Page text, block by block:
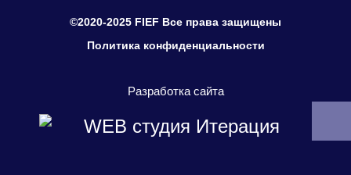
©2020-2025 FIEF Все права защищены
Политика конфиденциальности
Разработка сайта